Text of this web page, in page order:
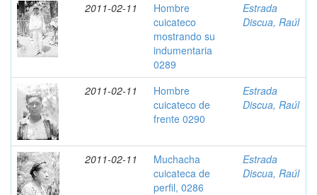
2011-02-11
Hombre
cuicateco
mostrando su
indumentaria
0289
Estrada
Discua, Raúl
2011-02-11
Hombre
cuicateco de
frente 0290
Estrada
Discua, Raúl
2011-02-11
Muchacha
cuicateca de
perfil, 0286
Estrada
Discua, Raúl